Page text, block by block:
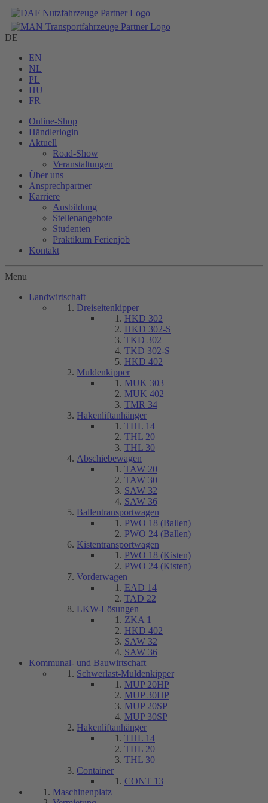
DE
EN
NL
PL
HU
FR
Online-Shop
Händlerlogin
Aktuell
Road-Show
Veranstaltungen
Über uns
Ansprechpartner
Karriere
Ausbildung
Stellenangebote
Studenten
Praktikum Ferienjob
Kontakt
Menu
Landwirtschaft
Dreiseitenkipper
HKD 302
HKD 302-S
TKD 302
TKD 302-S
HKD 402
Muldenkipper
MUK 303
MUK 402
TMR 34
Hakenliftanhänger
THL 14
THL 20
THL 30
Abschiebewagen
TAW 20
TAW 30
SAW 32
SAW 36
Ballentransportwagen
PWO 18 (Ballen)
PWO 24 (Ballen)
Kistentransportwagen
PWO 18 (Kisten)
PWO 24 (Kisten)
Vorderwagen
EAD 14
TAD 22
LKW-Lösungen
ZKA 1
HKD 402
SAW 32
SAW 36
Kommunal- und Bauwirtschaft
Schwerlast-Muldenkipper
MUP 20HP
MUP 30HP
MUP 20SP
MUP 30SP
Hakenliftanhänger
THL 14
THL 20
THL 30
Container
CONT 13
Maschinenplatz